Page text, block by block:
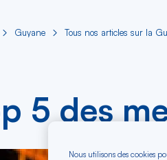
Guyane Tous nos articles sur la
5 des
Nous utilisons des cookies